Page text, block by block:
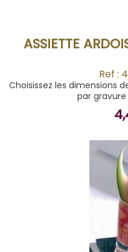
ASSIETTE
Ref :
Choisissez les dimensions
par